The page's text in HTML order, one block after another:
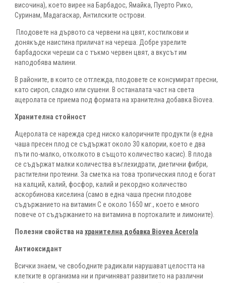
височина), което вирее на Барбадос, Ямайка, Пуерто Рико,
Суринам, Мадагаскар, Антилските острови.
Плодовете на дървото са червени на цвят, костилкови и
донякъде наистина приличат на череша. Добре узрелите
барбадоски череши са с тъкмо червен цвят, а вкусът им
наподобява малини.
В районите, в които се отглежда, плодовете се консумират пресни,
като сироп, сладко или сушени. В останалата част на света
ацеролата се приема под формата на хранителна добавка Biovea.
Хранителна стойност
Ацеролата се нарежда сред ниско калоричните продукти (в една
чаша пресен плод се съдържат около 30 калории, което е два
пъти по-малко, отколкото в същото количество касис). В плода
се съдържат малки количества въглехидрати, диетични фибри,
растителни протеини. За сметка на това тропическия плод е богат
на калций, калий, фосфор, калий и рекордно количество
аскорбинова киселина (само в една чаша пресни плодове
съдържанието на витамин С е около 1650 мг., което е много
повече от съдържанието на витамина в портокалите и лимоните).
Полезни свойства на хранителна добавка Biovea Acerola
Антиоксидант
Всички знаем, че свободните радикали нарушават целостта на
клетките в организма ни и причиняват развитието на различни